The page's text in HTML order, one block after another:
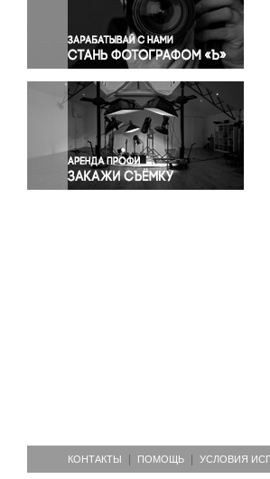
Правосудие
Происшествия и конфликты
Религия
Светская жизнь
Спорт
Экология
Экономика и бизнес
КОНТАКТЫ ПОМОЩЬ УСЛОВИЯ